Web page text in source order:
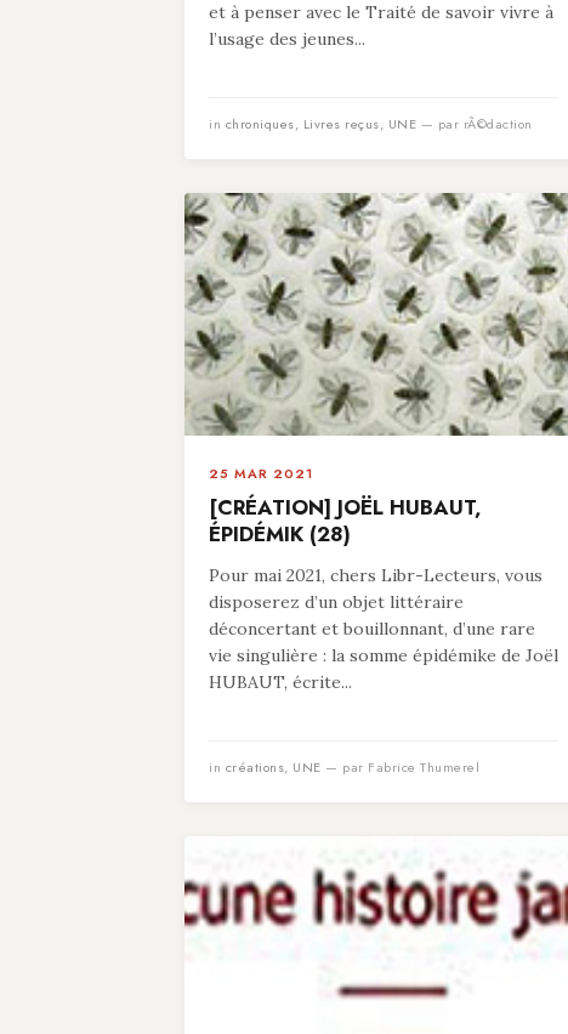
et à penser avec le Traité de savoir vivre à
l’usage des jeunes...
in chroniques, Livres reçus, UNE — par rÃ©daction
25 MAR 2021
[CRÉATION] JOËL HUBAUT,
ÉPIDÉMIK (28)
Pour mai 2021, chers Libr-Lecteurs, vous
disposerez d’un objet littéraire
déconcertant et bouillonnant, d’une rare
vie singulière : la somme épidémike de Joël
HUBAUT, écrite...
in créations, UNE — par Fabrice Thumerel